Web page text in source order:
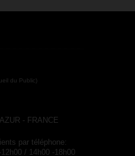
du Public)
- FRANCE
par téléphone:
/ 14h00 -18h00